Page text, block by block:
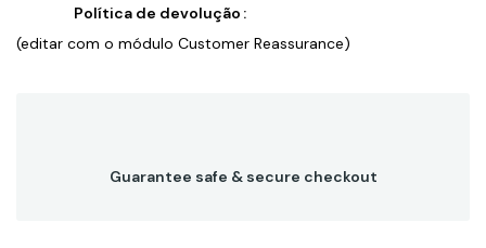
Política de devolução
(editar com o módulo Customer Reassurance)
Guarantee safe & secure checkout